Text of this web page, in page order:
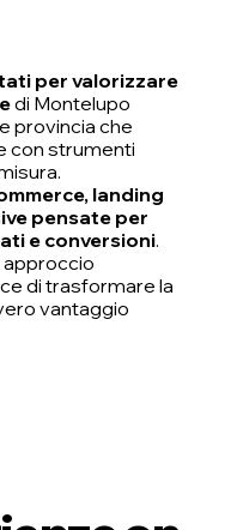
per valorizzare
di Montelupo
provincia che
con strumenti
landing
pensate per
e conversioni.
di trasformare la
vantaggio